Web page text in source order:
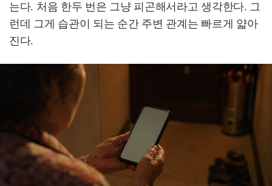
는다. 처음 한두 번은 그냥 피곤해서라고 생각한다. 그
런데 그게 습관이 되는 순간 주변 관계는 빠르게 얇아
진다.